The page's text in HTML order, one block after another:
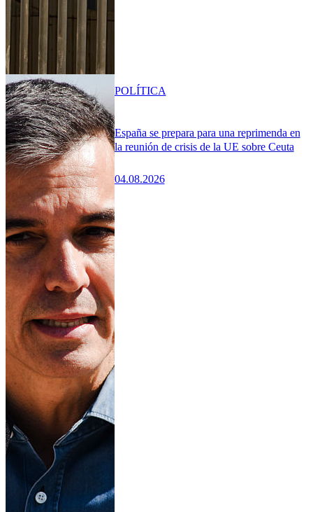
España se prepara para una reprimenda en
la reunión de crisis de la UE sobre Ceuta
04.08.2026
POLÍTICA